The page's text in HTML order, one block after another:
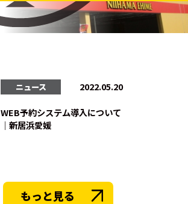
会員会則 採用情
ニュース 2022.05.20
WEB予約システム導入について
｜新居浜愛媛
もっと見る